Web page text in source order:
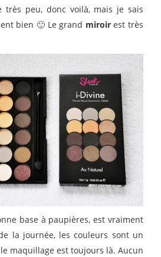
très peu, donc voilà, mais je sais
bien 🙂 Le grand miroirest très
base à paupières, est vraiment
la journée, les couleurs sont un
maquillage est toujours là. Aucun